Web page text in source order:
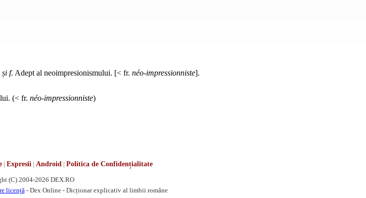
și f. Adept al neoimpresionismului. [< fr. néo-impressionniste].
(< fr. néo-impressionniste)
| Expresii | Android | Politica de Confidențialitate
(C) 2004-2026 DEX.RO
licență - Dex Online - Dicționar explicativ al limbii române